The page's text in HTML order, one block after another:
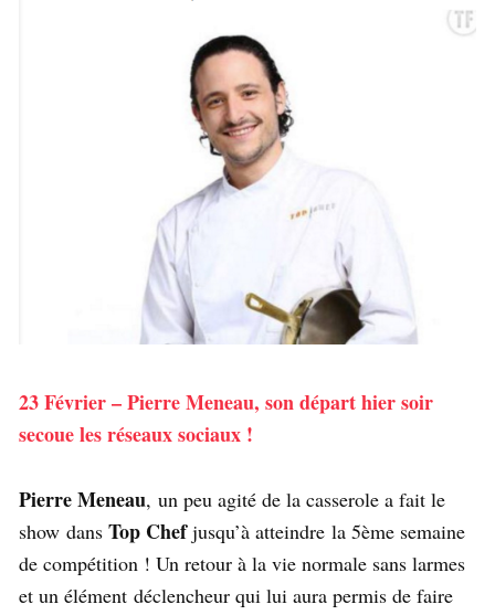
23 Février – Pierre Meneau, son départ hier soir
secoue les réseaux sociaux !
Pierre Meneau, un peu agité de la casserole a fait le
show dans Top Chefjusqu’à atteindre la 5ème semaine
de compétition ! Un retour à la vie normale sans larmes
et un élément déclencheur qui lui aura permis de faire